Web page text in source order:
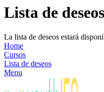
Lista de deseos
La lista de deseos estará
Home
Cursos
Lista de deseos
Menu